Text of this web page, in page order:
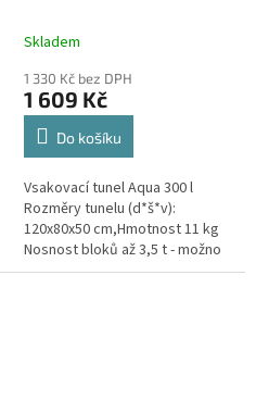
Skladem
1 330 Kč bez DPH
1 609 Kč
Do košíku
Vsakovací tunel Aqua 300 l
Rozměry tunelu (d*š*v):
120x80x50 cm,Hmotnost 11 kg
Nosnost bloků až 3,5 t - možno
umístit pod parkovací stání do